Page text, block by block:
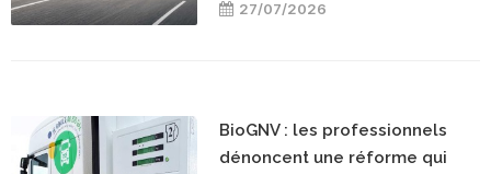
27/07/2026
BioGNV : les professionnels
dénoncent une réforme qui